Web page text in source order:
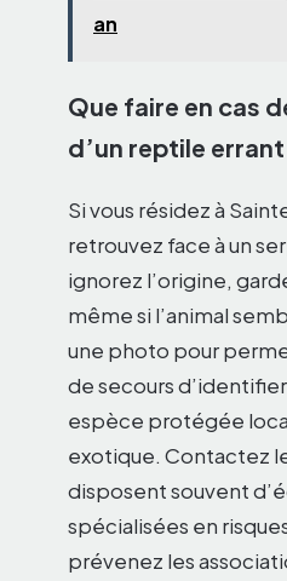
an
Que faire en cas
d’un reptile errant
Si vous résidez à
retrouvez face à un
ignorez l’origine,
même si l’animal
une photo pour
de secours d’identifier
espèce protégée
exotique. Contactez
disposent souvent
spécialisées en
prévenez les